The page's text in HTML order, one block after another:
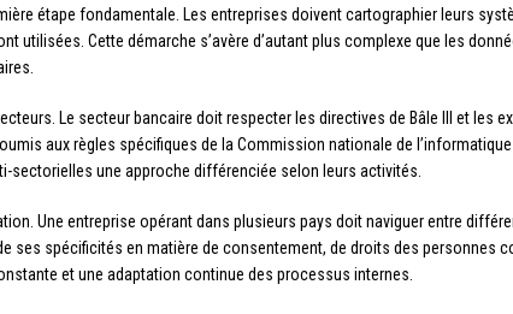
étape fondamentale. Les entreprises doivent cartographier leurs
utilisées. Cette démarche s’avère d’autant plus complexe que les
Le secteur bancaire doit respecter les directives de Bâle III et les
aux règles spécifiques de la Commission nationale de
sectorielles une approche différenciée selon leurs activités.
Une entreprise opérant dans plusieurs pays doit naviguer entre
ses spécificités en matière de consentement, de droits des personnes
et une adaptation continue des processus internes.